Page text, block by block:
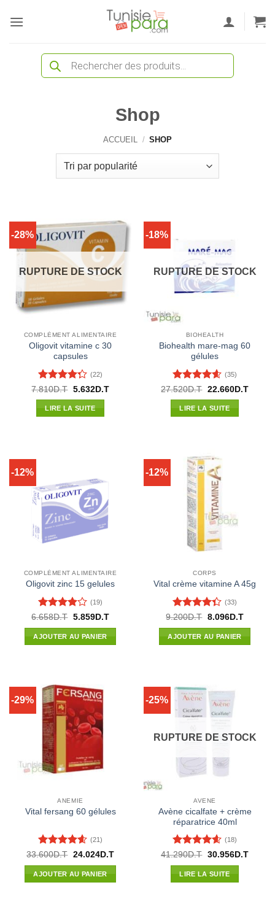
Recherche
produits
Shop
ACCUEIL / SHOP
-28%
RUPTURE DE STOCK
COMPLÉMENT ALIMENTAIRE
Oligovit vitamine c 30
capsules
Note4.23
sur 5
(22)
7.810D.T Le
initial
était :
5.632D.TLe
LIRE LA SUITE
-18%
RUPTURE DE STOCK
BIOHEALTH
Biohealth mare-mag 60
gélules
Note4.54
sur 5
(35)
27.520D.T Le
initial
était :
22.660D.TLe
LIRE LA SUITE
-12%
COMPLÉMENT ALIMENTAIRE
Oligovit zinc 15 gelules
Note
3.89sur
5
(19)
6.658D.T Le
initial
était :
6.658D.T.
5.859D.TLe
5.859D.T.
AJOUTER AU PANIER
-12%
CORPS
Vital crème vitamine A 45g
Note4.33
sur 5
(33)
9.200D.T Le
initial
était :
9.200D.T.
8.096D.TLe
AJOUTER AU PANIER
-29%
ANEMIE
Vital fersang 60 gélules
Note4.57
sur 5
(21)
33.600D.T Le
initial
était :
24.024D.TLe
AJOUTER AU PANIER
-25%
RUPTURE DE STOCK
AVENE
Avène cicalfate + crème
réparatrice 40ml
Note4.56
sur 5
(18)
41.290D.T Le
initial
était :
30.956D.TLe
LIRE LA SUITE